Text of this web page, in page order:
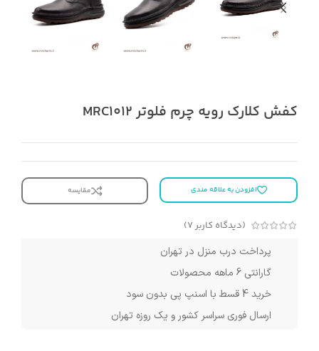
کفش کلارک رویه چرم فلوتر MRC1012
افزودن به علاقه مندی مقایسه
(دیدگاه کاربر7
)
پرداخت درب منزل در تهران
گارانتی 6 ماهه محصولات
خرید 4 قسط با اسنپ پی بدون سود
ارسال فوری سراسر کشور و یک روزه تهران